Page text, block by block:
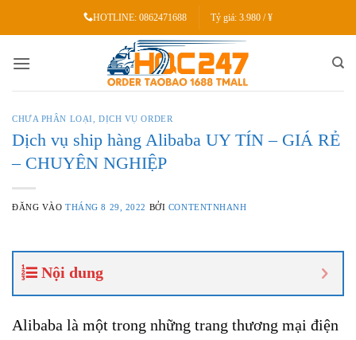
dung
HOTLINE: 0862471688 Tỷ giá: 3.980 / ¥
CHƯA PHÂN LOẠI DỊCH VỤ ORDER
Dịch vụ ship hàng Alibaba UY TÍN – GIÁ RẺ
– CHUYÊN NGHIỆP
ĐĂNG VÀOTHÁNG 8 29, 2022 BỞI CONTENTNHANH
Nội dung
Alibaba là một trong những trang thương mại điện